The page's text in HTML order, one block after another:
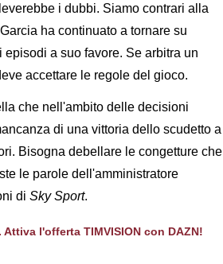
i dubbi. Siamo contrari alla
ha continuato a tornare su
a suo favore. Se arbitra un
accettare le regole del gioco.
che nell'ambito delle decisioni
di una vittoria dello scudetto a
Bisogna debellare le congetture che
le parole dell'amministratore
di Sky Sport.
l'offerta TIMVISION con DAZN!